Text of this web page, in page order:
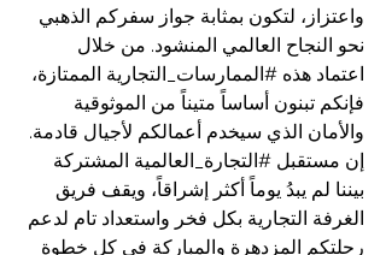
واعتزاز، لتكون بمثابة جواز سفركم الذهبي
نحو النجاح العالمي المنشود. من خلال
اعتماد هذه #الممارسات_التجارية الممتازة،
فإنكم تبنون أساساً متيناً من الموثوقية
والأمان الذي سيخدم أعمالكم لأجيال قادمة.
إن مستقبل #التجارة_العالمية المشتركة
بيننا لم يبدُ يوماً أكثر إشراقاً، ويقف فريق
الغرفة التجارية بكل فخر واستعداد تام لدعم
رحلتكم المزدهرة والمباركة في كل خطوة